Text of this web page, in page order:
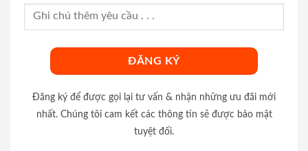
Đăng ký để được gọi lại tư vấn & nhận những ưu đãi mới
nhất. Chúng tôi cam kết các thông tin sẽ được bảo mật
tuyệt đối.